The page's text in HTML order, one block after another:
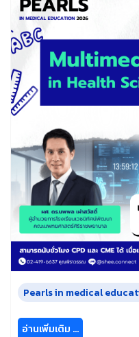
Pearls in medical
อ่านเพิ่มเติม …